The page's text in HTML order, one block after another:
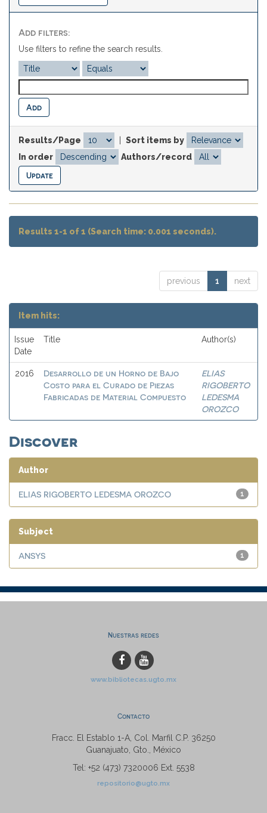
Add filters:
Use filters to refine the search results.
Results/Page
Sort items by
In order
Authors/record
Results 1-1 of 1 (Search time: 0.001 seconds).
previous 1 next
Item hits:
Issue
Date
Title Author(s)
2016
Desarrollo de un Horno de Bajo
Costo para el Curado de Piezas
Fabricadas de Material Compuesto
ELIAS
RIGOBERTO
LEDESMA
OROZCO
Discover
Author
1
ELIAS RIGOBERTO LEDESMA OROZCO
Subject
1
ANSYS
Nuestras redes
www.bibliotecas.ugto.mx
Contacto
Fracc. El Establo 1-A, Col. Marfil C.P. 36250
Guanajuato, Gto., México
Tel: +52 (473) 7320006 Ext. 5538
repositorio@ugto.mx